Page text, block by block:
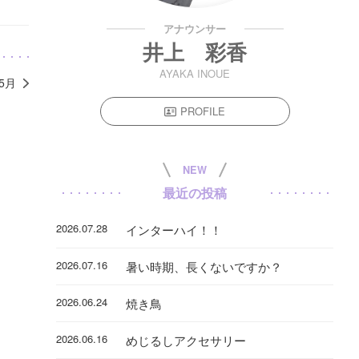
月
アナウンサー
井上 彩香
AYAKA INOUE
PROFILE
NEW
最近の投稿
2026.07.28 インターハイ！！
2026.07.16 暑い時期、長くないですか？
2026.06.24 焼き鳥
2026.06.16 めじるしアクセサリー